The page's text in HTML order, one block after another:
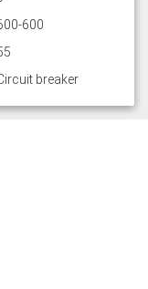
600
breaker